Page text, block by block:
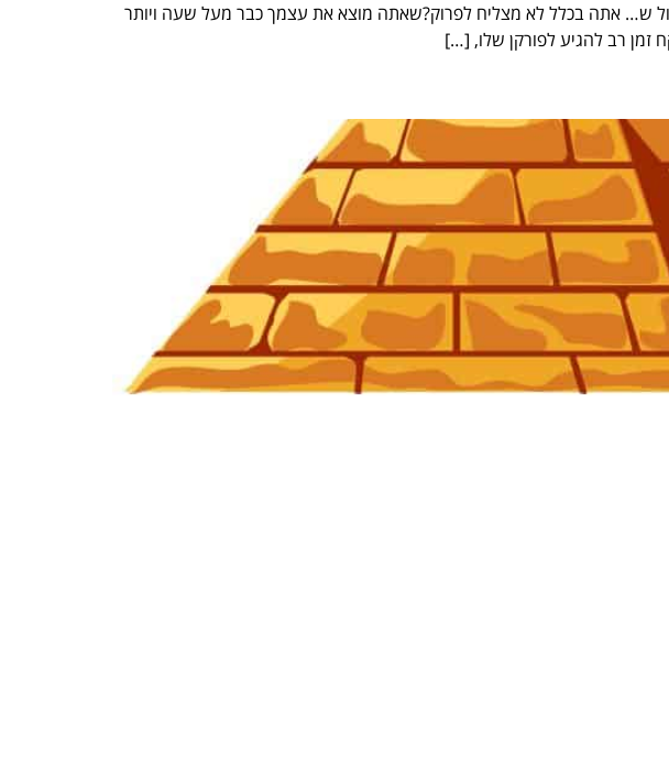
ש… אתה בכלל לא מצליח לפרוק?שאתה מוצא את עצמך כבר מעל שעה ויותר
זמן רב להגיע לפורקן שלו, […]